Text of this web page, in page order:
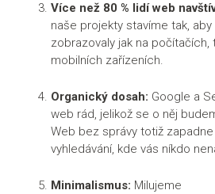
Obsah, nemá li to negativní
posouváme dopředu, nebo
Pro další data používáme aplikace
platíme nemalé licenční poplatky.
zásadně daty, nikoliv pocity.
postupem času vyladěný do
Během jednoho roku, a naší
95%. Taktéž zvýšíme pozice na
Více než 80 % lidí web
naše projekty stavíme tak,
zobrazovaly jak na počítačích,
mobilních zařízeních.
Organický dosah: Google a
web rád, jelikož se o něj
Web bez správy totiž
vyhledávání, kde vás níkdo
Minimalismus: Milujeme